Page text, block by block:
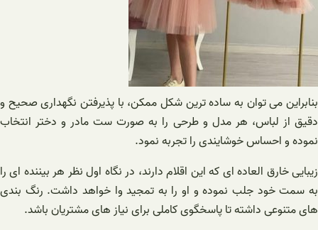
بنابراین می توان به ساده ترین شکل ممکن، با پذیرفتن نگهداری صحیح و
دقیق از لباس، هر مدل و طرحی را به صورت ست مادر و دختر انتخاب
نموده و احساس خوشایندی را تجربه نمود.
زیبایی خارق العاده ای که این اقلام دارند، در نگاه اول نظر هر بیننده ای را
به سمت خود جلب نموده و او را به تمجید وا خواهد داشت. رنگ بندی
های متنوعی داشته تا پاسخگوی کاملی برای نیاز های مشتریان باشد.